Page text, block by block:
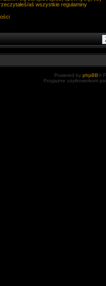
aś wszystkie regulaminy
Powered by phpBB®
Przyjazne użytkownikom